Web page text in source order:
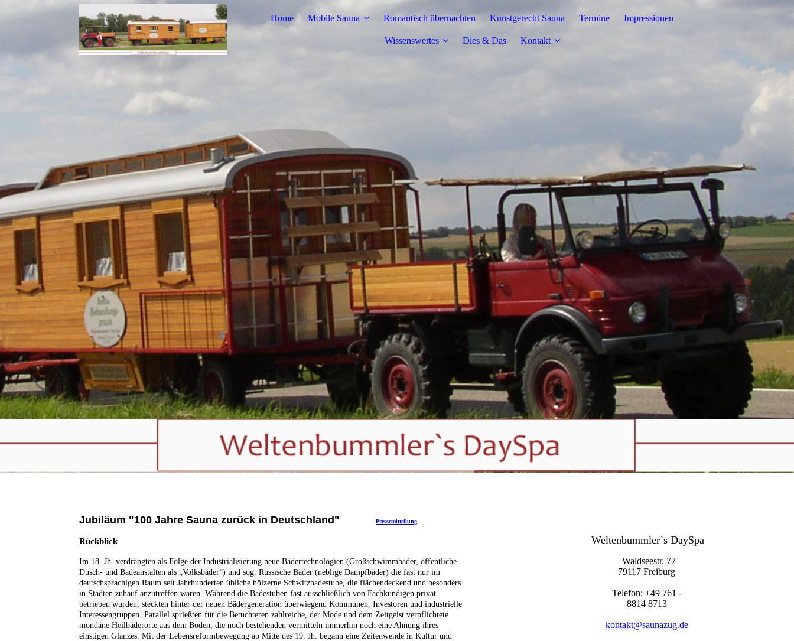
Home Mobile Sauna Romantisch übernachten Kunstgerecht Sauna Termine Impressionen
Wissenswertes Dies & Das Kontakt
Jubiläum "100 Jahre Sauna zurück in Deutschland" Pressemitteilung
Rückblick
Im 18. Jh. verdrängten als Folge der Industrialisierung neue Bädertechnologien (Großschwimmbäder, öffentliche
Dusch- und Badeanstalten als „Volksbäder“) und sog. Russische Bäder (neblige Dampfbäder) die fast nur im
deutschsprachigen Raum seit Jahrhunderten übliche hölzerne Schwitzbadestube, die flächendeckend und besonders
in Städten zuhauf anzutreffen waren. Während die Badestuben fast ausschließlich von Fachkundigen privat
betrieben wurden, steckten hinter der neuen Bädergeneration überwiegend Kommunen, Investoren und industrielle
Interessengruppen. Parallel sprießten für die Betuchteren zahlreiche, der Mode und dem Zeitgeist verpflichtete
mondäne Heilbäderorte aus dem Boden, die noch bestehenden vermitteln immerhin noch eine Ahnung ihres
einstigen Glanzes. Mit der Lebensreformbewegung ab Mitte des 19. Jh. begann eine Zeitenwende in Kultur und
Weltenbummler`s DaySpa
Waldseestr. 77
79117 Freiburg
Telefon: +49 761 -
8814 8713
kontakt@saunazug.de